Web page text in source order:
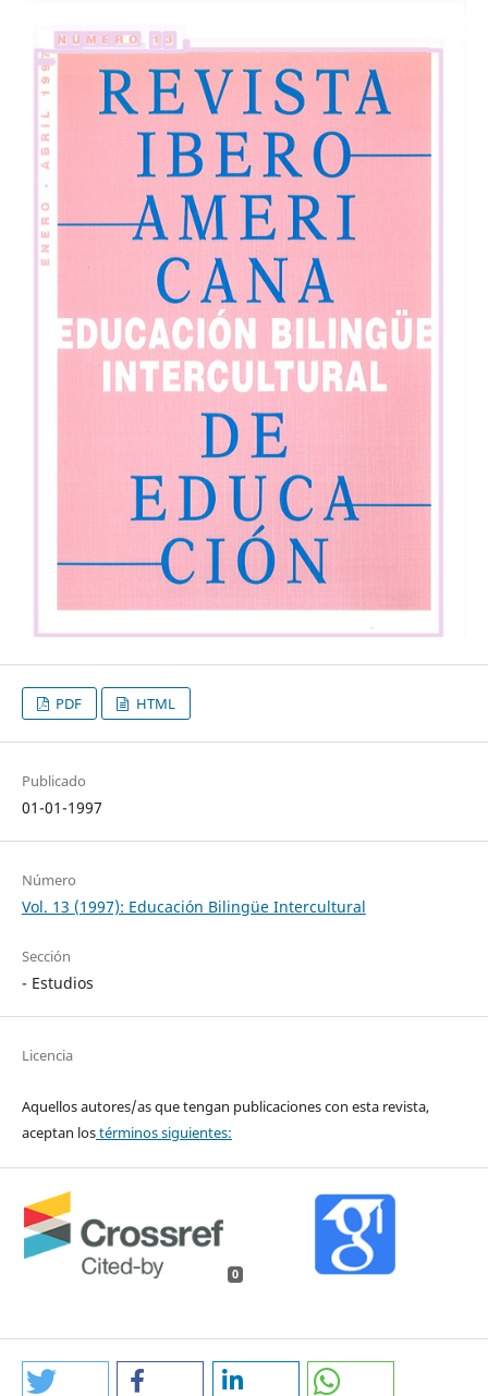
PDF HTML
Publicado
01-01-1997
Número
Vol. 13 (1997): Educación Bilingüe Intercultural
Sección
- Estudios
Licencia
Aquellos autores/as que tengan publicaciones con esta revista,
aceptan lostérminos siguientes:
0